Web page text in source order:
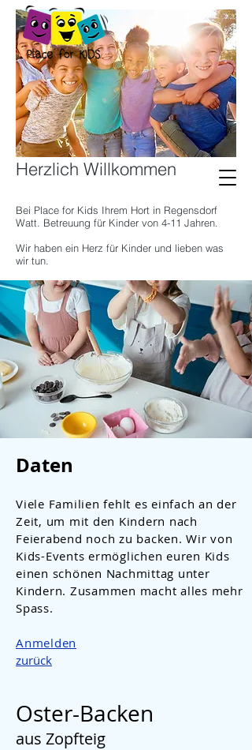
Herzlich Willkommen
Bei Place for Kids Ihrem Hort in Regensdorf
Watt. Betreuung für Kinder von 4-11 Jahren.
Wir haben ein Herz für Kinder und lieben was
wir tun.
Daten
Viele Familien fehlt es einfach an der
Zeit, um mit den Kindern nach
Feierabend noch zu backen. Wir von
Kids-Events ermöglichen euren Kids
einen schönen Nachmittag unter
Kindern. Zusammen macht alles mehr
Spass.
Anmelden
zurück
Oster-Backen
aus Zopfteig